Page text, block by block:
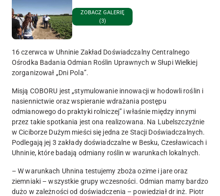
ZOBACZ GALERIĘ
(3)
16 czerwca w Uhninie Zakład Doświadczalny Centralnego
Ośrodka Badania Odmian Roślin Uprawnych w Słupi Wielkiej
zorganizował „Dni Pola”.
Misją COBORU jest „stymulowanie innowacji w hodowli roślin i
nasiennictwie oraz wspieranie wdrażania postępu
odmianowego do praktyki rolniczej” i właśnie między innymi
przez takie spotkania jest ona realizowana. Na Lubelszczyźnie
w Ciciborze Dużym mieści się jedna ze Stacji Doświadczalnych.
Podlegają jej 3 zakłady doświadczalne w Besku, Czesławicach i
Uhninie, które badają odmiany roślin w warunkach lokalnych.
– W warunkach Uhnina testujemy zboża ozime i jare oraz
ziemniaki – wszystkie grupy wczesności. Odmian mamy bardzo
dużo w zależności od doświadczenia – powiedział dr inż. Piotr